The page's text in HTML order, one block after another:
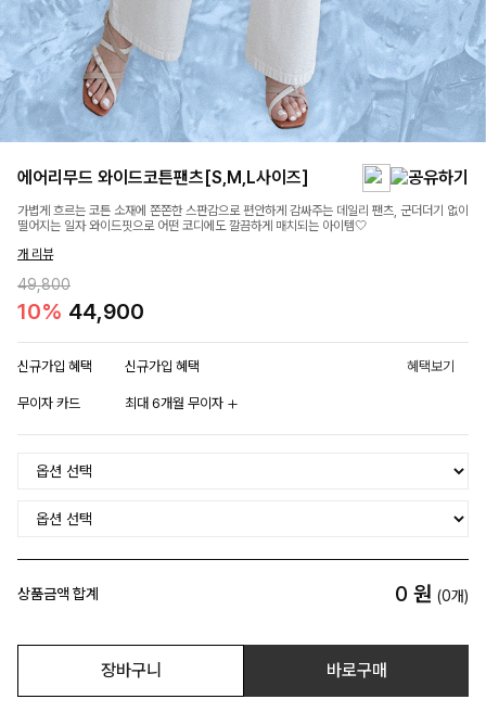
에어리무드 와이드코튼팬츠[S,M,L사이즈]
가볍게 흐르는 코튼 소재에 쫀쫀한 스판감으로 편안하게 감싸주는 데일리 팬츠, 군더더기 없이
떨어지는 일자 와이드핏으로 어떤 코디에도 깔끔하게 매치되는 아이템🤍
개 리뷰
49,800
10% 44,900
신규가입 혜택 신규가입 혜택 혜택보기
무이자 카드 최대 6개월 무이자
상품금액 합계 0 원 (0개)
장바구니 바로구매